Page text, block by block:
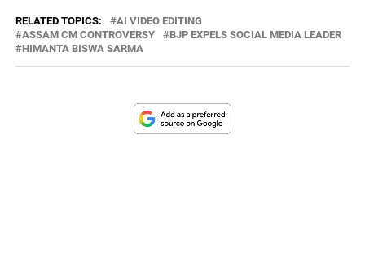
RELATED TOPICS:
AI VIDEO EDITING
ASSAM CM CONTROVERSY
BJP EXPELS SOCIAL MEDIA LEADER
HIMANTA BISWA SARMA